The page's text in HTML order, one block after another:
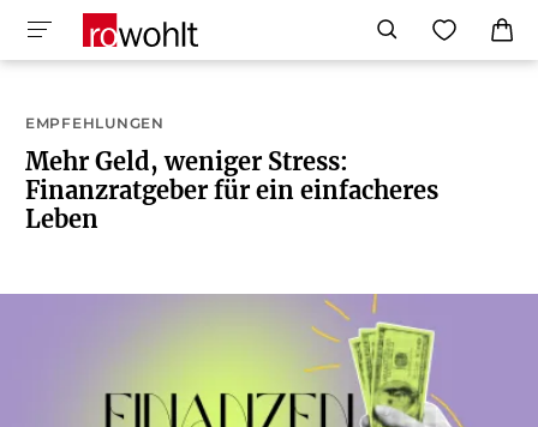
EMPFEHLUNGEN
Mehr Geld, weniger Stress:
Finanzratgeber für ein einfacheres
Leben